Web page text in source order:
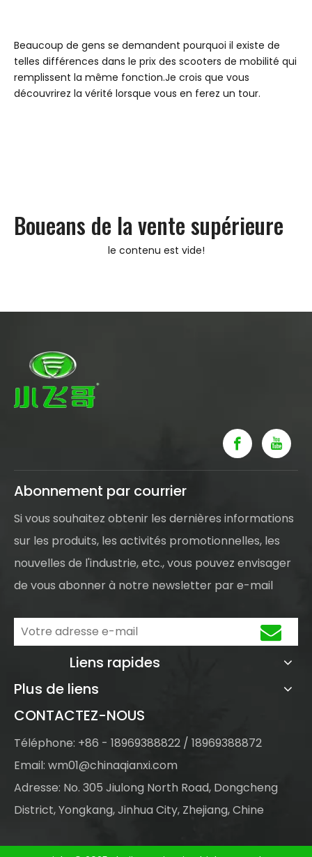
Beaucoup de gens se demandent pourquoi il existe de
telles différences dans le prix des scooters de mobilité qui
remplissent la même fonction.Je crois que vous
découvrirez la vérité lorsque vous en ferez un tour.
Boueans de la vente supérieure
le contenu est vide!
Abonnement par courrier
Si vous souhaitez obtenir les dernières informations
sur les produits, les activités promotionnelles, les
nouvelles de l'industrie, etc., vous pouvez envisager
de vous abonner à notre newsletter par e-mail
Liens rapides
Plus de liens
CONTACTEZ-NOUS
Téléphone: +86 - 18969388822 / 18969388872
Email: wm01@chinaqianxi.com
Adresse: No. 305 Jiulong North Road, Dongcheng
District, Yongkang, Jinhua City, Zhejiang, Chine